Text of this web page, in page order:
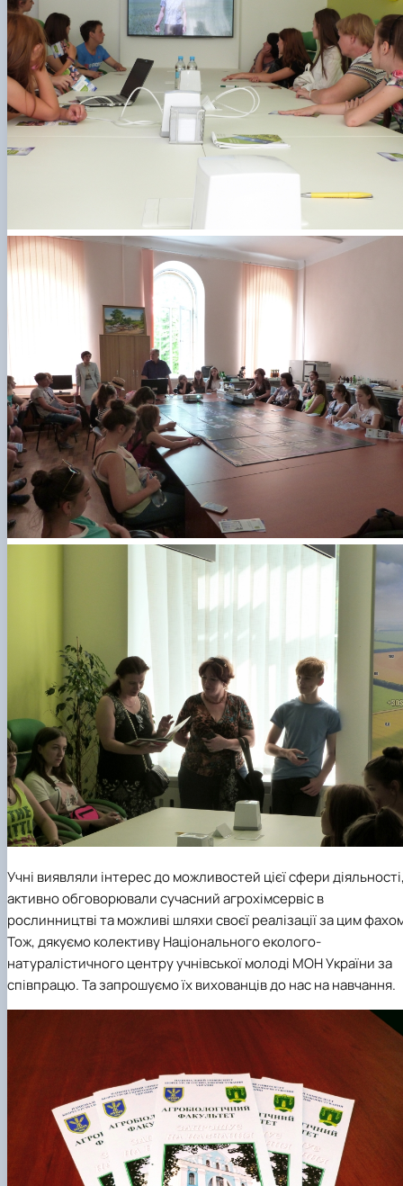
Учні виявляли інтерес до можливостей цієї сфери
активно обговорювали сучасний агрохімсервіс в
рослинництві та можливі шляхи своєї реалізації за цим
Тож, дякуємо колективу Національного еколого-
натуралістичного центру учнівської молоді МОН України за
співпрацю. Та запрошуємо їх вихованців до нас на навчання.